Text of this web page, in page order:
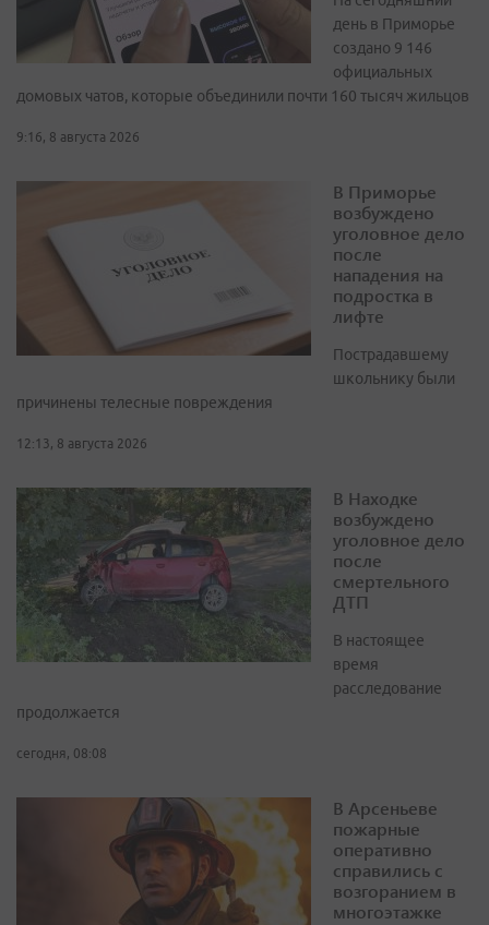
день в Приморье
создано 9 146
официальных
домовых чатов, которые объединили почти 160 тысяч жильцов
9:16, 8 августа 2026
В Приморье
возбуждено
уголовное дело
после
нападения на
подростка в
лифте
Пострадавшему
школьнику были
причинены телесные повреждения
12:13, 8 августа 2026
В Находке
возбуждено
уголовное дело
после
смертельного
ДТП
В настоящее
время
расследование
продолжается
сегодня, 08:08
В Арсеньеве
пожарные
оперативно
справились с
возгоранием в
многоэтажке